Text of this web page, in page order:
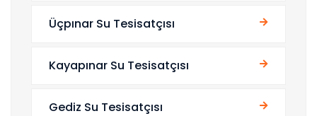
Üçpınar Su Tesisatçısı
Kayapınar Su Tesisatçısı
Gediz Su Tesisatçısı